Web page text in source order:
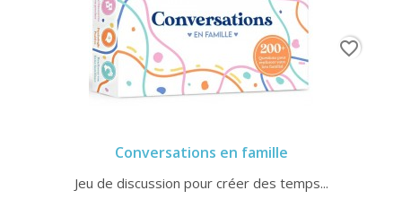
Conversations en famille
Jeu de discussion pour créer des temps...
favorite_border